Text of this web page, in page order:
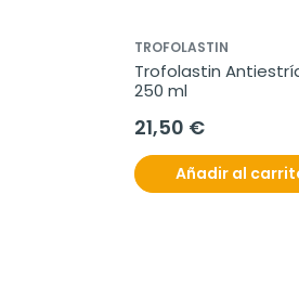
TROFOLASTIN
Trofolastin
250 ml
21,50 €
Añadir al